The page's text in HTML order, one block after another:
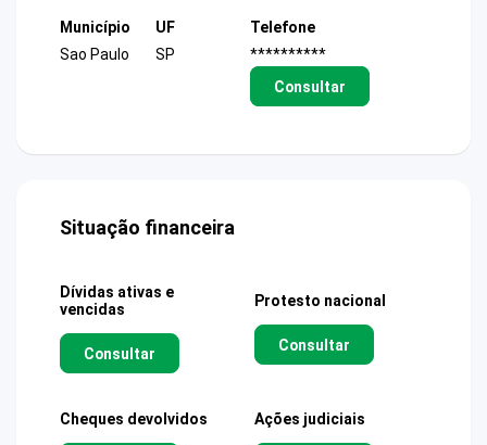
Município
Sao Paulo
UF
SP
Telefone
**********
Consultar
Situação financeira
Dívidas ativas e
vencidas
Consultar
Protesto nacional
Consultar
Cheques devolvidos Ações judiciais